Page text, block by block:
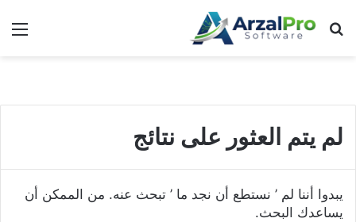
بحث عن
لم يتم العثور على نتائج
يبدوا أننا لم ’ نستطع أن نجد ما ’ تبحث عنه. من الممكن أن
يساعدك البحث.